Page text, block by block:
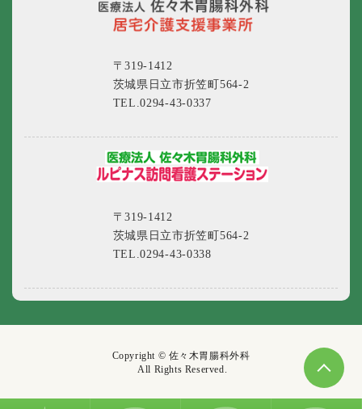
〒319-1412
茨城県日立市折笠町564-2
TEL.0294-43-0337
〒319-1412
茨城県日立市折笠町564-2
TEL.0294-43-0338
Copyright © 佐々木胃腸科外科
All Rights Reserved.